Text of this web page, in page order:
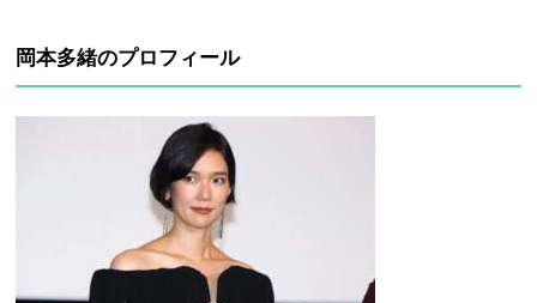
岡本多緒のプロフィール